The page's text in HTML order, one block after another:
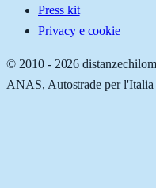
Press kit
Privacy e cookie
© 2010 - 2026
ANAS, Autostrade per